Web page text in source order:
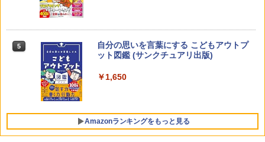
5
向山洋一の系譜、その先へ 授業の腕を磨
く法則: 教育技術が子供の可能性を伸ば
早期開発 (スタンダード・エディション)
￥2,959
対象年齢6歳から 数千点のキッズコンテ
ンツが1年間使い放題
5
自分の思いを言葉にする こどもアウトプ
ット図鑑 (サンクチュアリ出版)
￥1,650
Amazonランキングをもっと見る